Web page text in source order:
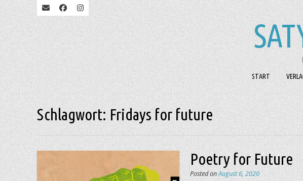
START
Schlagwort:Fridays for future
Poetry for Future
Posted onAugust 6, 2020